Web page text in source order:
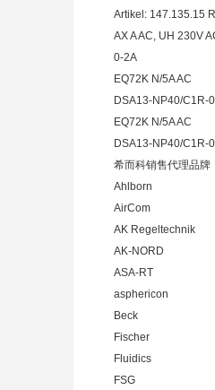
Artikel: 147.135.15
AX A AC, UH 230V
0-2A
EQ72K N/5A AC
DSA13-NP40/C1R-
EQ72K N/5A AC
DSA13-NP40/C1R-
希而科销售代理品牌
Ahlborn
AirCom
AK Regeltechnik
AK-NORD
ASA-RT
asphericon
Beck
Fischer
Fluidics
FSG